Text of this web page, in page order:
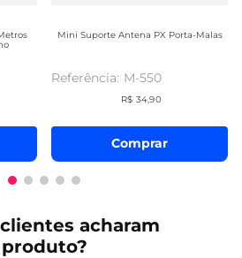
Mini Suporte Antena PX Porta-Malas
M-550
R$ 34,90
Comprar
acharam